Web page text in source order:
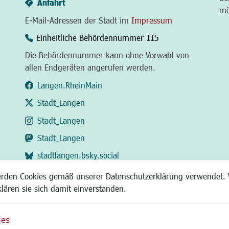
Cookies gemäß unserer Datenschutzerklärung
sie sich damit einverstanden.
Anfahrt
E-Mail-Adressen der Stadt im Impressum
Einheitliche Behördennummer 115
Die Behördennummer kann ohne Vorwahl von
allen Endgeräten angerufen werden.
Langen.RheinMain
Stadt_Langen
Stadt_Langen
Stadt_Langen
stadtlangen.bsky.social
RSS-Feed